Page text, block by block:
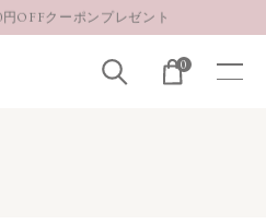
OFFクーポンプレゼント
入コースはこちら
0